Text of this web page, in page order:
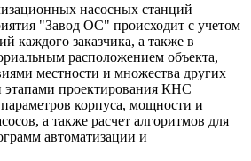
насосных станций
"Завод ОС" происходит с учетом
каждого заказчика, а также в
расположением объекта,
местности и множества других
проектирования КНС
корпуса, мощности и
а также расчет алгоритмов для
автоматизации и